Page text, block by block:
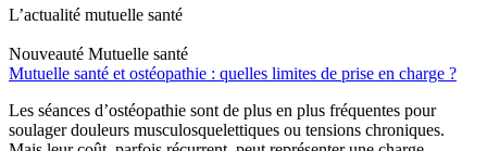
L’actualité mutuelle santé
Nouveauté Mutuelle santé
Mutuelle santé et ostéopathie : quelles limites de prise en charge ?
Les séances d’ostéopathie sont de plus en plus fréquentes pour
soulager douleurs musculosquelettiques ou tensions chroniques.